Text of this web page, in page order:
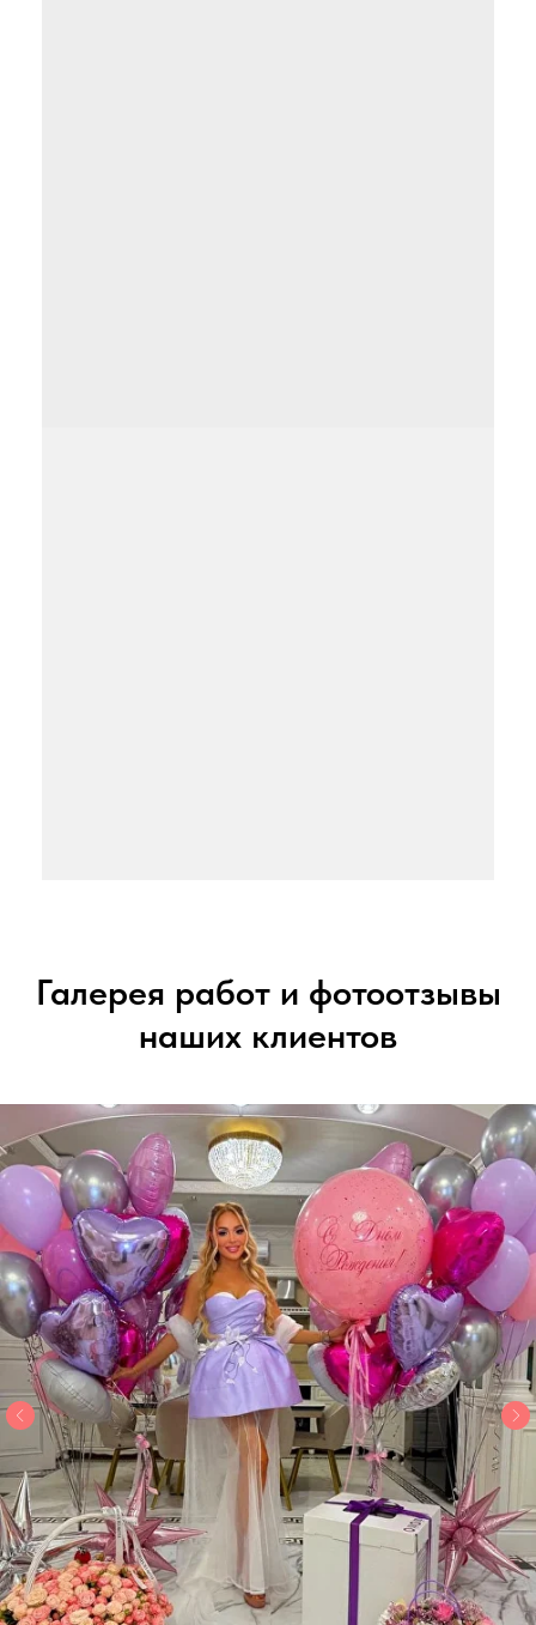
Галерея работ и фотоотзывы
наших клиентов